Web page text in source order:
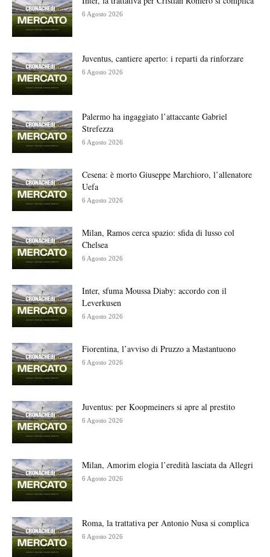
6 Agosto 2026
Juventus, cantiere aperto: i reparti da rinforzare
6 Agosto 2026
Palermo ha ingaggiato l’attaccante Gabriel
Strefezza
6 Agosto 2026
Cesena: è morto Giuseppe Marchioro, l’allenatore
Uefa
6 Agosto 2026
Milan, Ramos cerca spazio: sfida di lusso col
Chelsea
6 Agosto 2026
Inter, sfuma Moussa Diaby: accordo con il
Leverkusen
6 Agosto 2026
Fiorentina, l’avviso di Pruzzo a Mastantuono
6 Agosto 2026
Juventus: per Koopmeiners si apre al prestito
6 Agosto 2026
Milan, Amorim elogia l’eredità lasciata da Allegri
6 Agosto 2026
Roma, la trattativa per Antonio Nusa si complica
6 Agosto 2026